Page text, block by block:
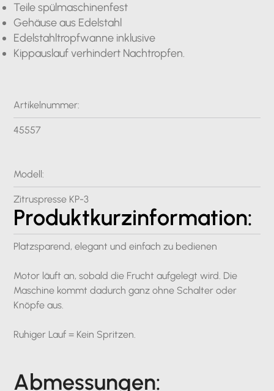
Teile spülmaschinenfest
Gehäuse aus Edelstahl
Edelstahltropfwanne inklusive
Kippauslauf verhindert Nachtropfen.
Artikelnummer:
45557
Modell:
Zitruspresse KP-3
Produktkurzinformation:
Platzsparend, elegant und einfach zu bedienen
Motor läuft an, sobald die Frucht aufgelegt wird. Die
Maschine kommt dadurch ganz ohne Schalter oder
Knöpfe aus.
Ruhiger Lauf = Kein Spritzen.
Abmessungen: